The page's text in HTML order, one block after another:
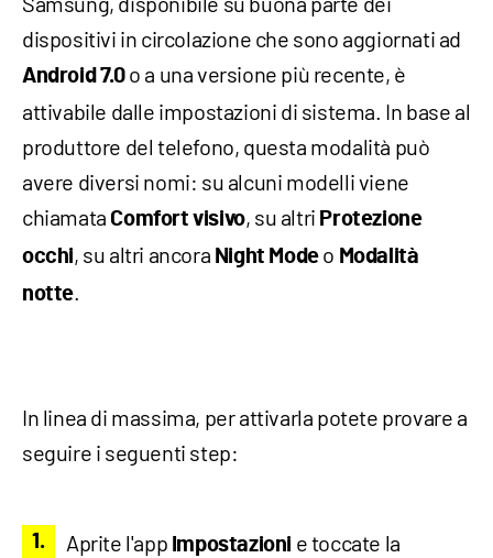
dispositivi in circolazione che sono aggiornati ad
Android 7.0o a una versione più recente, è
attivabile dalle impostazioni di sistema. In base al
produttore del telefono, questa modalità può
avere diversi nomi: su alcuni modelli viene
chiamata Comfort visivo, su altri Protezione
occhi, su altri ancora Night Modeo Modalità
notte.
In linea di massima, per attivarla potete provare a
seguire i seguenti step:
Aprite l'app Impostazioni e toccate la